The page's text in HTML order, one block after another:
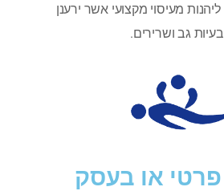
מעיסוי מקצועי אשר ירענן
גב ושרירים.
פרטי או בעסק